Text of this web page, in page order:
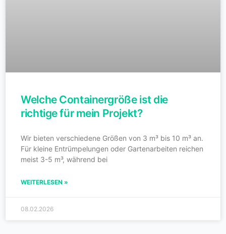
Welche Containergröße ist die
richtige für mein Projekt?
Wir bieten verschiedene Größen von 3 m³ bis 10 m³ an.
Für kleine Entrümpelungen oder Gartenarbeiten reichen
meist 3-5 m³, während bei
WEITERLESEN »
08.02.2026